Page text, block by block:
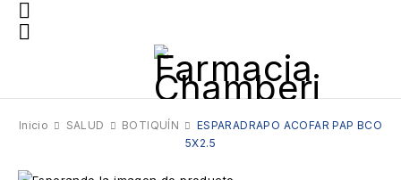
Inicio SALUD BOTIQUÍN
ESPARADRAPO ACOFAR PAP BCO
5X2.5